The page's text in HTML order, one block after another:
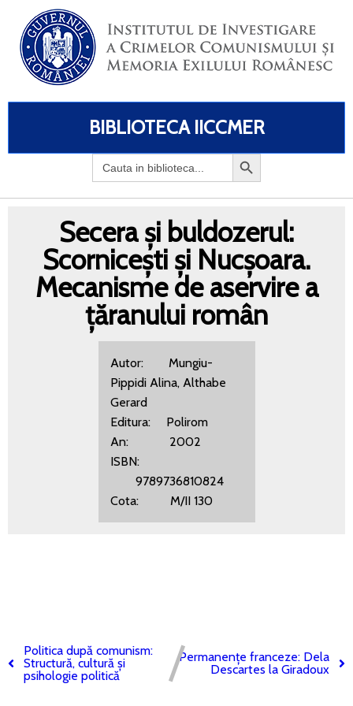
BIBLIOTECA IICCMER
Search
for:
Secera și buldozerul:
Scornicești și Nucșoara.
Mecanisme de aservire a
țăranului român
Autor: Mungiu-
Pippidi Alina, Althabe
Gerard
Editura: Polirom
An: 2002
ISBN:
9789736810824
Cota: M/II 130
Politica după comunism:
Structură, cultură și
psihologie politică
Permanențe franceze: Dela
Descartes la Giradoux